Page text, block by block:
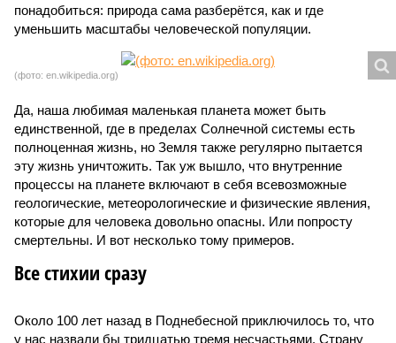
понадобиться: природа сама разберётся, как и где
уменьшить масштабы человеческой популяции.
(фото: en.wikipedia.org)
Да, наша любимая маленькая планета может быть
единственной, где в пределах Солнечной системы есть
полноценная жизнь, но Земля также регулярно пытается
эту жизнь уничтожить. Так уж вышло, что внутренние
процессы на планете включают в себя всевозможные
геологические, метеорологические и физические явления,
которые для человека довольно опасны. Или попросту
смертельны. И вот несколько тому примеров.
Все стихии сразу
Около 100 лет назад в Поднебесной приключилось то, что
у нас назвали бы тридцатью тремя несчастьями. Страну